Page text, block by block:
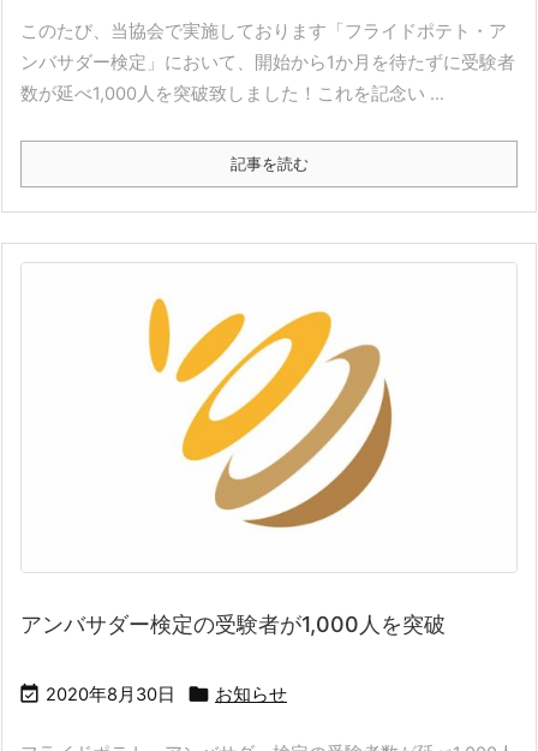
このたび、当協会で実施しております「フライドポテト・ア
ンバサダー検定」において、開始から1か月を待たずに受験者
数が延べ1,000人を突破致しました！これを記念い ...
記事を読む
アンバサダー検定の受験者が1,000人を突破
 2020年8月30日  お知らせ